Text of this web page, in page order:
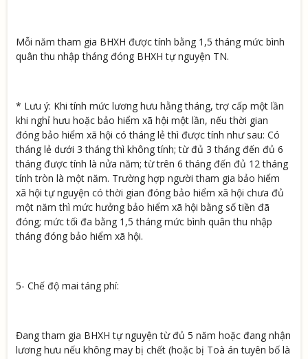
Mỗi năm tham gia BHXH được tính bằng 1,5 tháng mức bình
quân thu nhập tháng đóng BHXH tự nguyện TN.
* Lưu ý: Khi tính mức lương hưu hằng tháng, trợ cấp một lần
khi nghỉ hưu hoặc bảo hiểm xã hội một lần, nếu thời gian
đóng bảo hiểm xã hội có tháng lẻ thì được tính như sau: Có
tháng lẻ dưới 3 tháng thì không tính; từ đủ 3 tháng đến đủ 6
tháng được tính là nửa năm; từ trên 6 tháng đến đủ 12 tháng
tính tròn là một năm. Trường hợp người tham gia bảo hiểm
xã hội tự nguyện có thời gian đóng bảo hiểm xã hội chưa đủ
một năm thì mức hưởng bảo hiểm xã hội bằng số tiền đã
đóng; mức tối đa bằng 1,5 tháng mức bình quân thu nhập
tháng đóng bảo hiểm xã hội.
5- Chế độ mai táng phí:
Đang tham gia BHXH tự nguyện từ đủ 5 năm hoặc đang nhận
lương hưu nếu không may bị chết (hoặc bị Toà án tuyên bố là